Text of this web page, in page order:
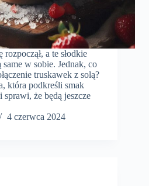
a te słodkie
w sobie. Jednak, co
truskawek z solą?
która podkreśli smak
że będą jeszcze
4 czerwca 2024